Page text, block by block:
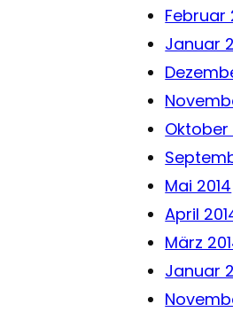
Februar
Januar
Oktober
Mai 2014
April
März
Januar